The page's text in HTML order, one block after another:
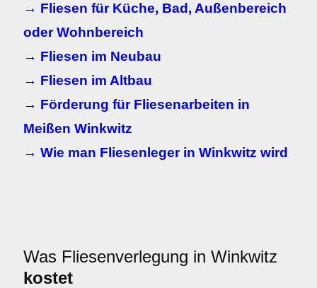
→ Fliesen für Küche, Bad, Außenbereich
oder Wohnbereich
→ Fliesen im Neubau
→ Fliesen im Altbau
→ Förderung für Fliesenarbeiten in
Meißen Winkwitz
→ Wie man Fliesenleger in Winkwitz wird
Was Fliesenverlegung in Winkwitz
kostet